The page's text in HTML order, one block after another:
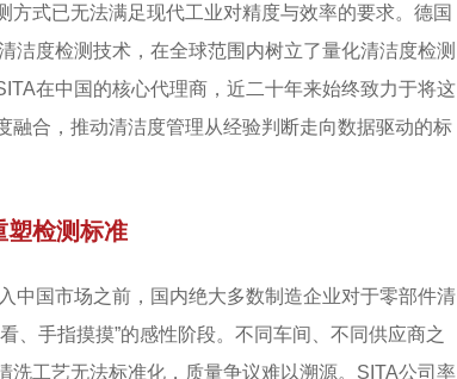
方式已无法满足现代工业对精度与效率的要求。德国
洁度检测技术，在全球范围内树立了量化清洁度检测
在中国的核心代理商，近二十年来始终致力于将这
融合，推动清洁度管理从经验判断走向数据驱动的标
塑检测标准
中国市场之前，国内绝大多数制造企业对于零部件清
、手指摸摸”的感性阶段。不同车间、不同供应商之
洗工艺无法标准化，质量争议难以溯源。SITA公司率